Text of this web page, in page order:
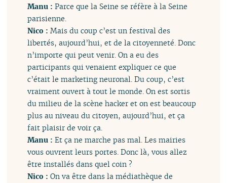
Manu :Parce que la Seine se réfère à la Seine
parisienne.
Nico :Mais du coup c’est un festival des
libertés, aujourd’hui, et de la citoyenneté. Donc
n’importe qui peut venir. On a eu des
participants qui venaient expliquer ce que
c’était le marketing neuronal. Du coup, c’est
vraiment ouvert à tout le monde. On est sortis
du milieu de la scène hacker et on est beaucoup
plus au niveau du citoyen, aujourd’hui, et ça
fait plaisir de voir ça.
Manu :Et ça ne marche pas mal. Les mairies
vous ouvrent leurs portes. Donc là, vous allez
être installés dans quel coin ?
Nico :On va être dans la médiathèque de